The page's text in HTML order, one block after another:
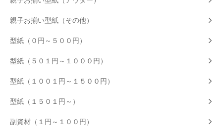
親子お揃い型紙（その他）
型紙（０円～５００円）
型紙（５０１円～１０００円）
型紙（１００１円～１５００円）
型紙（１５０１円～）
副資材（１円～１００円）